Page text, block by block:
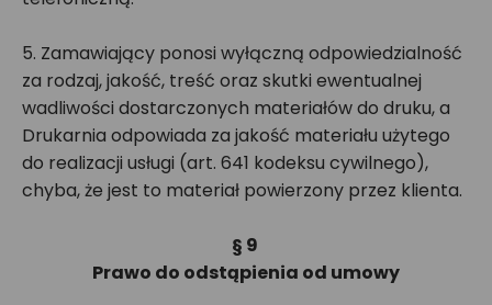
5. Zamawiający ponosi wyłączną odpowiedzialność
za rodzaj, jakość, treść oraz skutki ewentualnej
wadliwości dostarczonych materiałów do druku, a
Drukarnia odpowiada za jakość materiału użytego
do realizacji usługi (art. 641 kodeksu cywilnego),
chyba, że jest to materiał powierzony przez klienta.
§ 9
Prawo do odstąpienia od umowy